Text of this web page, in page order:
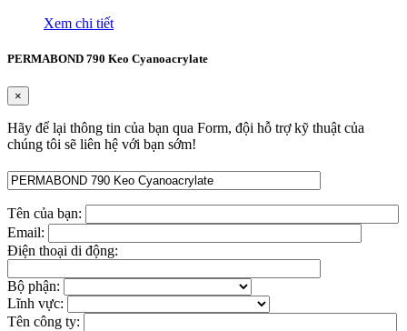
Xem chi tiết
PERMABOND 790 Keo Cyanoacrylate
×
Hãy để lại thông tin của bạn qua Form, đội hỗ trợ kỹ thuật của
chúng tôi sẽ liên hệ với bạn sớm!
Tên của bạn:
Email:
Điện thoại di động:
Bộ phận:
Lĩnh vực:
Tên công ty: